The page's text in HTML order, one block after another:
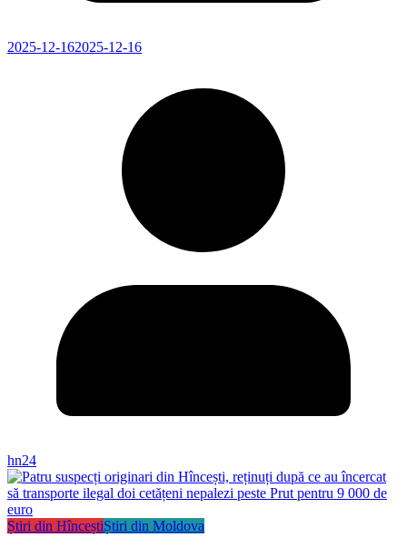
2025-12-162025-12-16
hn24
Știri din HînceștiȘtiri din Moldova